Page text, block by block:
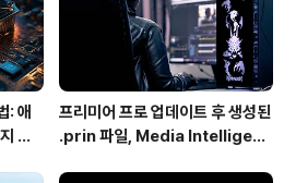
dropdown cell
: 애
인
프리미어 프로 업데이트 후 생성된
.prin 파일, Media Intelligenc